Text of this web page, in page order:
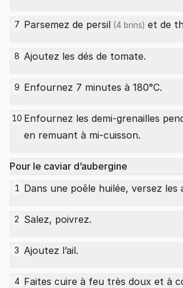
7 Parsemez de persil (4 brins) et de
8 Ajoutez les dés de tomate.
9 Enfournez 7 minutes à 180°C.
10 Enfournez les demi-grenailles
en remuant à mi-cuisson.
Pour le caviar d’aubergine
1 Dans une poêle huilée, versez les
2 Salez, poivrez.
3 Ajoutez l’ail.
4 Faites cuire à feu très doux et à